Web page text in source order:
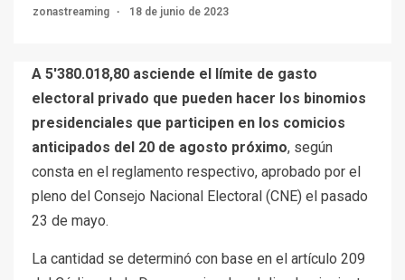
zonastreaming 18 de junio de 2023
A 5′380.018,80 asciende el límite de gasto
electoral privado que pueden hacer los binomios
presidenciales que participen en los comicios
anticipados del 20 de agosto próximo, según
consta en el reglamento respectivo, aprobado por el
pleno del Consejo Nacional Electoral (CNE) el pasado
23 de mayo.
La cantidad se determinó con base en el artículo 209